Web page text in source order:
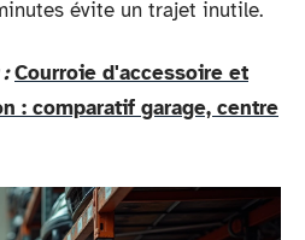
évite un trajet inutile.
Courroie d'accessoire et
: comparatif garage, centre